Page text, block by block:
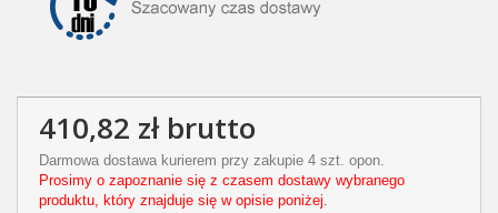
410,82 złbrutto
Darmowa dostawa kurierem przy zakupie 4 szt. opon.
Prosimy o zapoznanie się z czasem dostawy wybranego
produktu, który znajduje się w opisie poniżej.